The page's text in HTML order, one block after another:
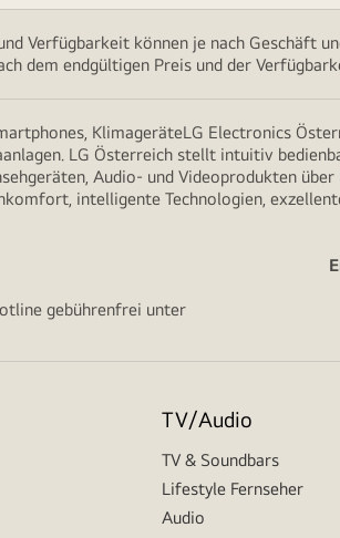
Verfügbarkeit können je nach Geschäft
dem endgültigen Preis und der
KlimageräteLG Electronics
LG Österreich stellt intuitiv
Audio- und Videoprodukten
intelligente Technologien,
gebührenfrei unter
TV/Audio
TV & Soundbars
Lifestyle Fernseher
Audio